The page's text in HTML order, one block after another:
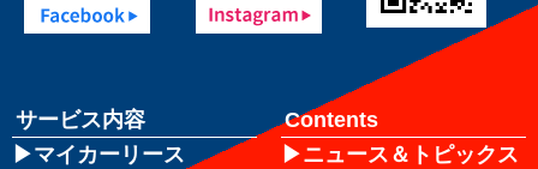
サービス内容
マイカーリース
Contents
ニュース＆トピックス